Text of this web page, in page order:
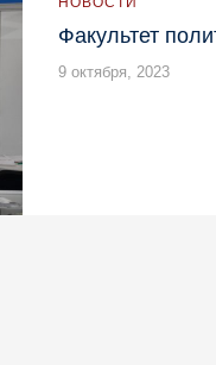
Факультет
9 октября, 2023